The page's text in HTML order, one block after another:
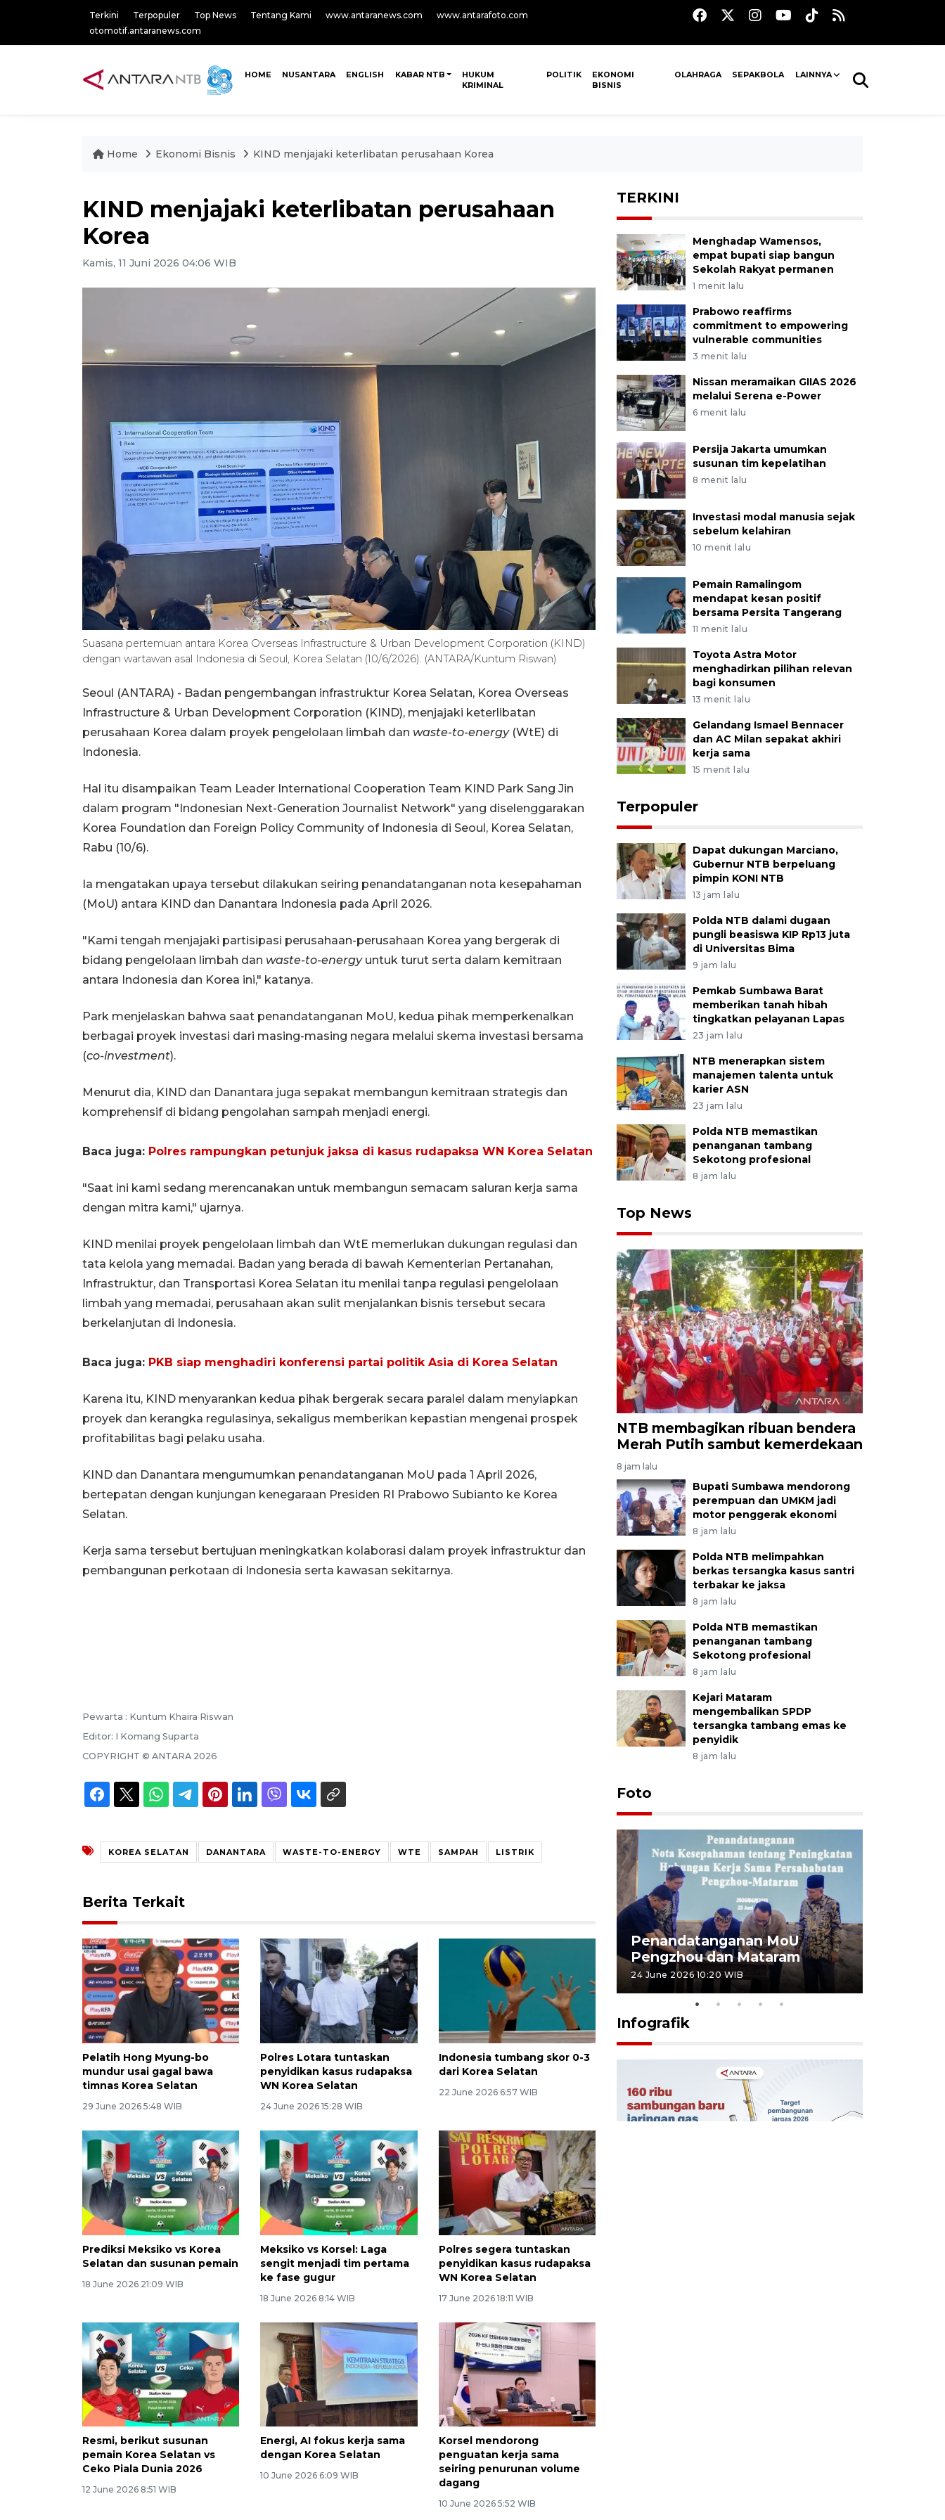
Terkini Terpopuler Top News Tentang Kami www.antaranews.com
www.antarafoto.com
otomotif.antaranews.com
HOME NUSANTARA ENGLISH KABAR NTB
HUKUM
KRIMINAL
POLITIK
EKONOMI
BISNIS
OLAHRAGA SEPAKBOLA LAINNYA
Home Ekonomi Bisnis KIND menjajaki keterlibatan perusahaan Korea
KIND menjajaki keterlibatan perusahaan
Korea
Kamis, 11 Juni 2026 04:06 WIB
Suasana pertemuan antara Korea Overseas Infrastructure & Urban Development Corporation (KIND)
dengan wartawan asal Indonesia di Seoul, Korea Selatan (10/6/2026). (ANTARA/Kuntum Riswan)
Seoul (ANTARA) - Badan pengembangan infrastruktur Korea Selatan, Korea Overseas
Infrastructure & Urban Development Corporation (KIND), menjajaki keterlibatan
perusahaan Korea dalam proyek pengelolaan limbah dan waste-to-energy(WtE) di
Indonesia.
Hal itu disampaikan Team Leader International Cooperation Team KIND Park Sang Jin
dalam program "Indonesian Next-Generation Journalist Network" yang diselenggarakan
Korea Foundation dan Foreign Policy Community of Indonesia di Seoul, Korea Selatan,
Rabu (10/6).
Ia mengatakan upaya tersebut dilakukan seiring penandatanganan nota kesepahaman
(MoU) antara KIND dan Danantara Indonesia pada April 2026.
"Kami tengah menjajaki partisipasi perusahaan-perusahaan Korea yang bergerak di
bidang pengelolaan limbah dan waste-to-energyuntuk turut serta dalam kemitraan
antara Indonesia dan Korea ini," katanya.
Park menjelaskan bahwa saat penandatanganan MoU, kedua pihak memperkenalkan
berbagai proyek investasi dari masing-masing negara melalui skema investasi bersama
(co-investment).
Menurut dia, KIND dan Danantara juga sepakat membangun kemitraan strategis dan
komprehensif di bidang pengolahan sampah menjadi energi.
Baca juga: Polres rampungkan petunjuk jaksa di kasus rudapaksa WN Korea Selatan
"Saat ini kami sedang merencanakan untuk membangun semacam saluran kerja sama
dengan mitra kami," ujarnya.
KIND menilai proyek pengelolaan limbah dan WtE memerlukan dukungan regulasi dan
tata kelola yang memadai. Badan yang berada di bawah Kementerian Pertanahan,
Infrastruktur, dan Transportasi Korea Selatan itu menilai tanpa regulasi pengelolaan
limbah yang memadai, perusahaan akan sulit menjalankan bisnis tersebut secara
berkelanjutan di Indonesia.
Baca juga: PKB siap menghadiri konferensi partai politik Asia di Korea Selatan
Karena itu, KIND menyarankan kedua pihak bergerak secara paralel dalam menyiapkan
proyek dan kerangka regulasinya, sekaligus memberikan kepastian mengenai prospek
profitabilitas bagi pelaku usaha.
KIND dan Danantara mengumumkan penandatanganan MoU pada 1 April 2026,
bertepatan dengan kunjungan kenegaraan Presiden RI Prabowo Subianto ke Korea
Selatan.
Kerja sama tersebut bertujuan meningkatkan kolaborasi dalam proyek infrastruktur dan
pembangunan perkotaan di Indonesia serta kawasan sekitarnya.
Pewarta : Kuntum Khaira Riswan
Editor: I Komang Suparta
COPYRIGHT © ANTARA 2026
KOREA SELATAN DANANTARA WASTE-TO-ENERGY WTE SAMPAH LISTRIK
Berita Terkait
Pelatih Hong Myung-bo
mundur usai gagal bawa
timnas Korea Selatan
29 June 2026 5:48 WIB
Polres Lotara tuntaskan
penyidikan kasus rudapaksa
WN Korea Selatan
24 June 2026 15:28 WIB
Indonesia tumbang skor 0-3
dari Korea Selatan
22 June 2026 6:57 WIB
Prediksi Meksiko vs Korea
Selatan dan susunan pemain
18 June 2026 21:09 WIB
Meksiko vs Korsel: Laga
sengit menjadi tim pertama
ke fase gugur
18 June 2026 8:14 WIB
Polres segera tuntaskan
penyidikan kasus rudapaksa
WN Korea Selatan
17 June 2026 18:11 WIB
Resmi, berikut susunan
pemain Korea Selatan vs
Ceko Piala Dunia 2026
12 June 2026 8:51 WIB
Energi, AI fokus kerja sama
dengan Korea Selatan
10 June 2026 6:09 WIB
Korsel mendorong
penguatan kerja sama
seiring penurunan volume
dagang
10 June 2026 5:52 WIB
TERKINI
Menghadap Wamensos,
empat bupati siap bangun
Sekolah Rakyat permanen
1 menit lalu
Prabowo reaffirms
commitment to empowering
vulnerable communities
3 menit lalu
Nissan meramaikan GIIAS 2026
melalui Serena e-Power
6 menit lalu
Persija Jakarta umumkan
susunan tim kepelatihan
8 menit lalu
Investasi modal manusia sejak
sebelum kelahiran
10 menit lalu
Pemain Ramalingom
mendapat kesan positif
bersama Persita Tangerang
11 menit lalu
Toyota Astra Motor
menghadirkan pilihan relevan
bagi konsumen
13 menit lalu
Gelandang Ismael Bennacer
dan AC Milan sepakat akhiri
kerja sama
15 menit lalu
Terpopuler
Dapat dukungan Marciano,
Gubernur NTB berpeluang
pimpin KONI NTB
13 jam lalu
Polda NTB dalami dugaan
pungli beasiswa KIP Rp13 juta
di Universitas Bima
9 jam lalu
Pemkab Sumbawa Barat
memberikan tanah hibah
tingkatkan pelayanan Lapas
23 jam lalu
NTB menerapkan sistem
manajemen talenta untuk
karier ASN
23 jam lalu
Polda NTB memastikan
penanganan tambang
Sekotong profesional
8 jam lalu
Top News
NTB membagikan ribuan bendera
Merah Putih sambut kemerdekaan
8 jam lalu
Bupati Sumbawa mendorong
perempuan dan UMKM jadi
motor penggerak ekonomi
8 jam lalu
Polda NTB melimpahkan
berkas tersangka kasus santri
terbakar ke jaksa
8 jam lalu
Polda NTB memastikan
penanganan tambang
Sekotong profesional
8 jam lalu
Kejari Mataram
mengembalikan SPDP
tersangka tambang emas ke
penyidik
8 jam lalu
Foto
Sidang putusan terdakwa
pembunuhan Brigadir Nurhadi
10 March 2026 12:55 WIB
Penandatanganan MoU
Pengzhou dan Mataram
24 June 2026 10:20 WIB
Infografik
Ekonomi triwulan II-2026
tumbuh 5,29 persen